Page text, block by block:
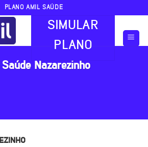
PLANO AMIL SAÚDE
SIMULAR
PLANO
Nazarezinho